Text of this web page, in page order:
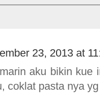
23, 2013 at
aku bikin kue
coklat pasta nya